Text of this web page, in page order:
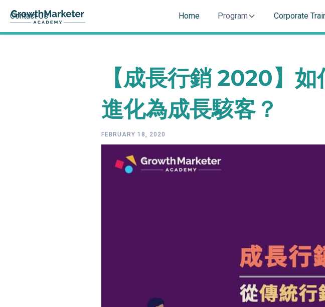
Home Program Corporate
Contact Us
【成長行銷 2020】
進化為成長駭客？
FEBRUARY 18, 2020